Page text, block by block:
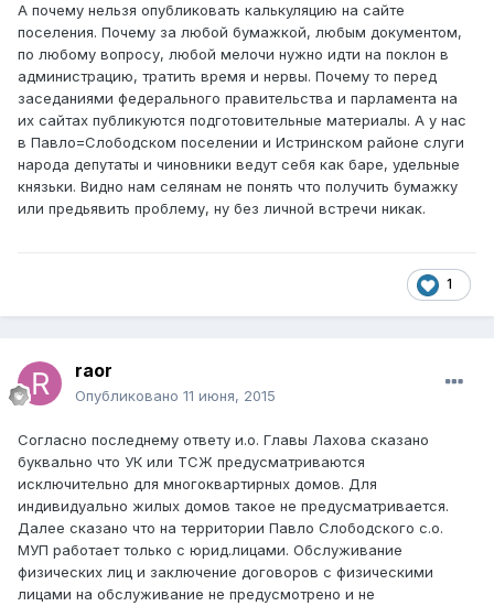
А почему нельзя опубликовать калькуляцию на сайте
поселения. Почему за любой бумажкой, любым документом,
по любому вопросу, любой мелочи нужно идти на поклон в
администрацию, тратить время и нервы. Почему то перед
заседаниями федерального правительства и парламента на
их сайтах публикуются подготовительные материалы. А у нас
в Павло=Слободском поселении и Истринском районе слуги
народа депутаты и чиновники ведут себя как баре, удельные
князьки. Видно нам селянам не понять что получить бумажку
или предьявить проблему, ну без личной встречи никак.
1
raor
Опубликовано 11 июня, 2015
Согласно последнему ответу и.о. Главы Лахова сказано
буквально что УК или ТСЖ предусматриваются
исключительно для многоквартирных домов. Для
индивидуально жилых домов такое не предусматривается.
Далее сказано что на территории Павло Слободского с.о.
МУП работает только с юрид.лицами. Обслуживание
физических лиц и заключение договоров с физическими
лицами на обслуживание не предусмотрено и не